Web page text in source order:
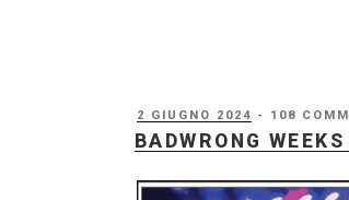
(CCCC)
2024”
PUBBLICATO
IL
2 GIUGNO 2024 - 108
BADWRONG